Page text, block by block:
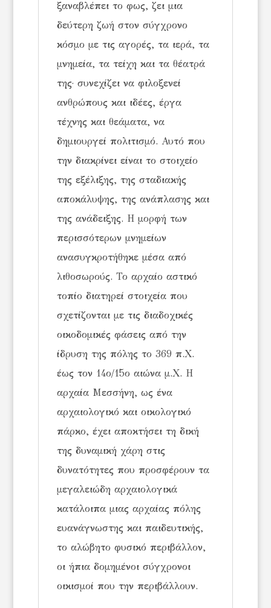
ξαναβλέπει το φως, ζει μια
δεύτερη ζωή στον σύγχρονο
κόσμο με τις αγορές, τα ιερά, τα
μνημεία, τα τείχη και τα θέατρά
της· συνεχίζει να φιλοξενεί
ανθρώπους και ιδέες, έργα
τέχνης και θεάματα, να
δημιουργεί πολιτισμό. Αυτό που
την διακρίνει είναι το στοιχείο
της εξέλιξης, της σταδιακής
αποκάλυψης, της ανάπλασης και
της ανάδειξης. Η μορφή των
περισσότερων μνημείων
ανασυγκροτήθηκε μέσα από
λιθοσωρούς. Το αρχαίο αστικό
τοπίο διατηρεί στοιχεία που
σχετίζονται με τις διαδοχικές
οικοδομικές φάσεις από την
ίδρυση της πόλης το 369 π.Χ.
έως τον 14ο/15ο αιώνα μ.Χ. Η
αρχαία Μεσσήνη, ως ένα
αρχαιολογικό και οικολογικό
πάρκο, έχει αποκτήσει τη δική
της δυναμική χάρη στις
δυνατότητες που προσφέρουν τα
μεγαλειώδη αρχαιολογικά
κατάλοιπα μιας αρχαίας πόλης
ευανάγνωστης και παιδευτικής,
το αλώβητο φυσικό περιβάλλον,
οι ήπια δομημένοι σύγχρονοι
οικισμοί που την περιβάλλουν.